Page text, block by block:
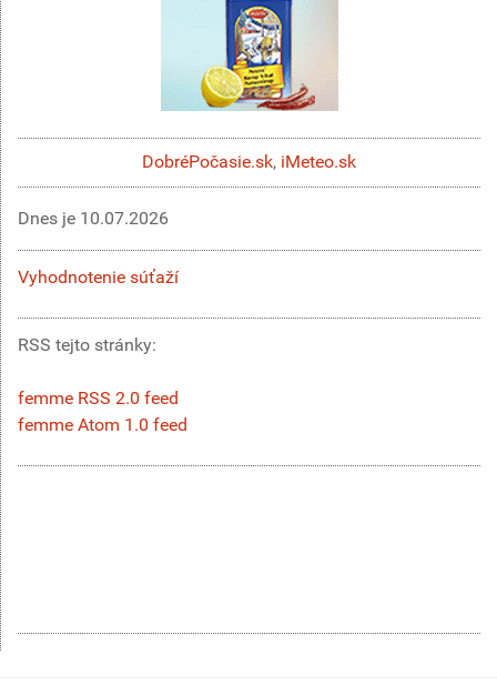
DobréPočasie.sk, iMeteo.sk
Dnes je 10.07.2026
Vyhodnotenie súťaží
RSS tejto stránky:
femme RSS 2.0 feed
femme Atom 1.0 feed